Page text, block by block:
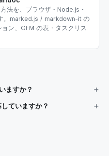
法を、ブラウザ・Node.js・
。marked.js / markdown-it の
ン、GFM の表・タスクリス
ますか？
ていますか？